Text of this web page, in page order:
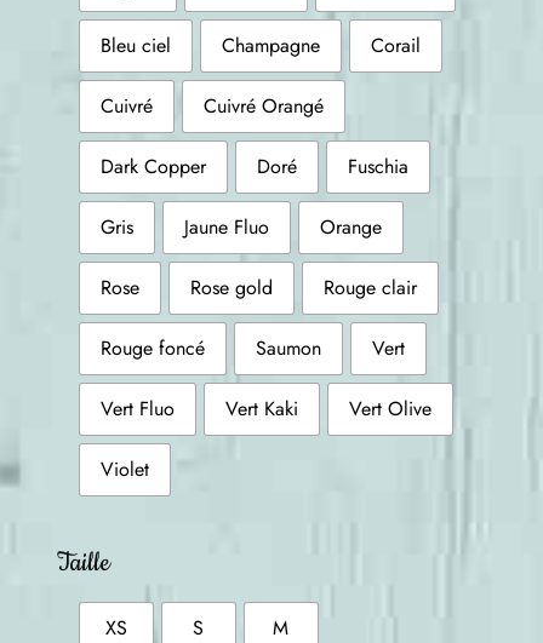
Bleu ciel Champagne Corail
Cuivré Cuivré Orangé
Dark Copper Doré Fuschia
Gris Jaune Fluo Orange
Rose Rose gold Rouge clair
Rouge foncé Saumon Vert
Vert Fluo Vert Kaki Vert Olive
Violet
Taille
XS S M